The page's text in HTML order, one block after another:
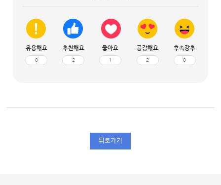
유용해요
0
추천해요
2
좋아요
1
공감해요
2
후속강추
0
뒤로가기